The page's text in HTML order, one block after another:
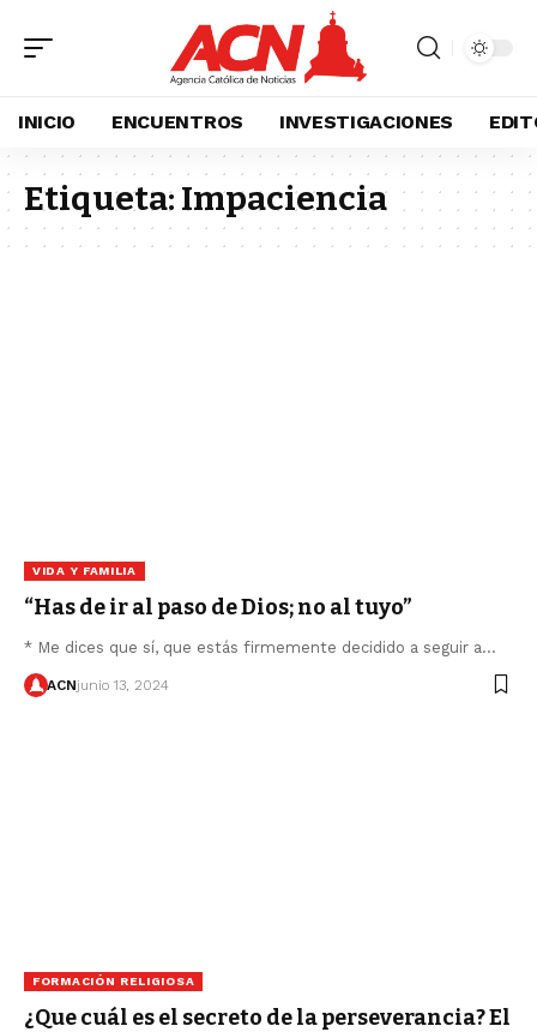
INICIO ENCUENTROS INVESTIGACIONES
Etiqueta: Impaciencia
VIDA Y FAMILIA
“Has de ir al paso de Dios; no al tuyo”
* Me dices que sí, que estás firmemente decidido a seguir a…
ACNjunio 13, 2024
FORMACIÓN RELIGIOSA
¿Que cuál es el secreto de la perseverancia? El